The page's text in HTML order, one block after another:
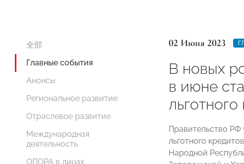
全部
Главные события
Анонсы
Региональное развитие
Отраслевое развитие
Международная
деятельность
ОПОРА в лицах
02 Июня 2023
В новых
в июне
Правительство
льготного
Народной